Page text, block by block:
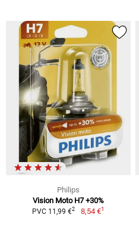
Philips
Vision Moto H7 +30%
PVC 11,99 €2 8,54 €1